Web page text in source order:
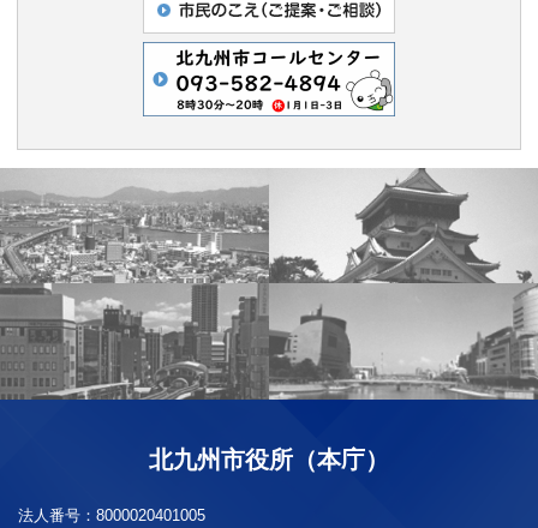
北九州市役所（本庁）
法人番号： 8000020401005